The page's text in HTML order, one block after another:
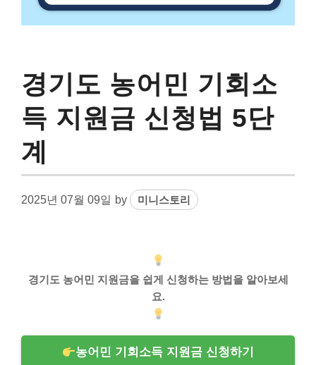
경기도 농어민 기회소
득 지원금 신청법 5단
계
2025년 07월 09일 by 미니스토리
경기도 농어민 지원금을 쉽게 신청하는 방법을 알아보세
요.
농어민 기회소득 지원금 신청하기